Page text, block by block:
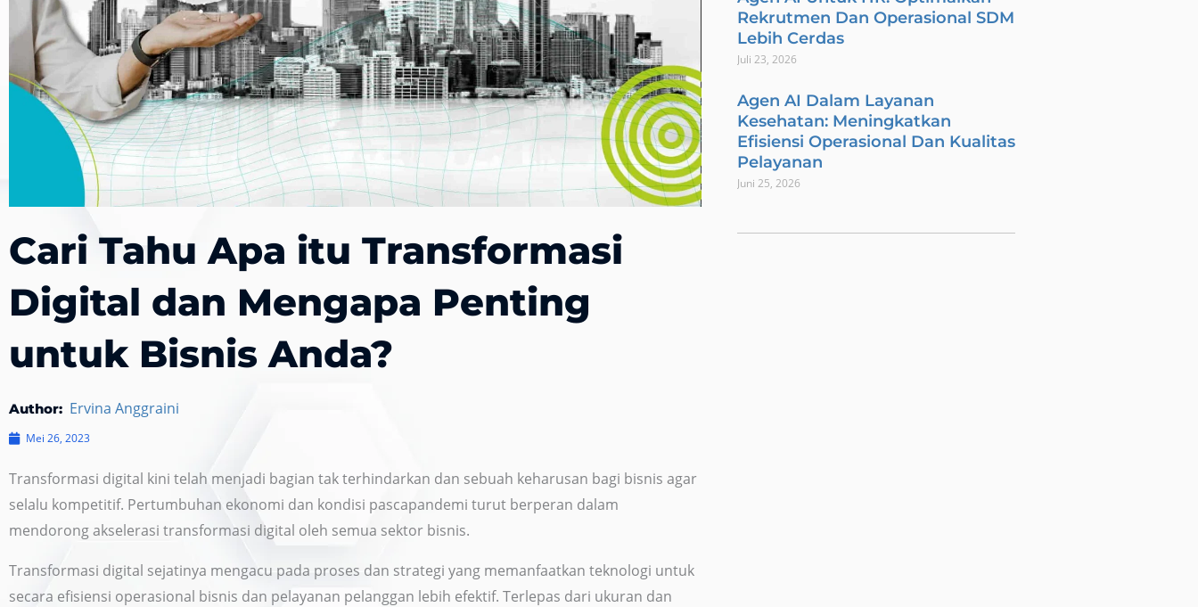
Cari Tahu Apa itu Transformasi
Digital dan Mengapa Penting
untuk Bisnis Anda?
Author: Ervina Anggraini
Mei 26, 2023
Transformasi digital kini telah menjadi bagian tak terhindarkan dan sebuah keharusan bagi bisnis agar
selalu kompetitif. Pertumbuhan ekonomi dan kondisi pascapandemi turut berperan dalam
mendorong akselerasi transformasi digital oleh semua sektor bisnis.
Transformasi digital sejatinya mengacu pada proses dan strategi yang memanfaatkan teknologi untuk
secara efisiensi operasional bisnis dan pelayanan pelanggan lebih efektif. Terlepas dari ukuran dan
Rekrutmen Dan Operasional SDM
Lebih Cerdas
Juli 23, 2026
Agen AI Dalam Layanan
Kesehatan: Meningkatkan
Efisiensi Operasional Dan Kualitas
Pelayanan
Juni 25, 2026